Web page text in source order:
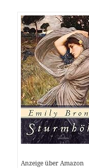
Anzeige über Amazon